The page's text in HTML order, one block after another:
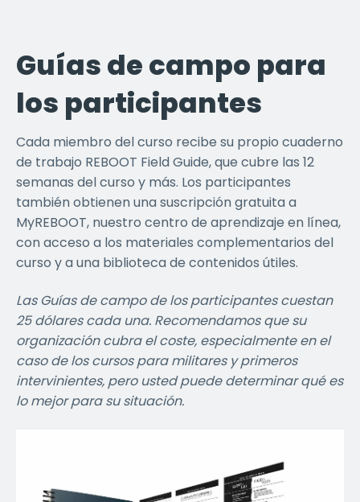
Guías de campo para
los participantes
Cada miembro del curso recibe su propio cuaderno
de trabajo REBOOT Field Guide, que cubre las 12
semanas del curso y más. Los participantes
también obtienen una suscripción gratuita a
MyREBOOT, nuestro centro de aprendizaje en línea,
con acceso a los materiales complementarios del
curso y a una biblioteca de contenidos útiles.
Las Guías de campo de los participantes cuestan
25 dólares cada una. Recomendamos que su
organización cubra el coste, especialmente en el
caso de los cursos para militares y primeros
intervinientes, pero usted puede determinar qué es
lo mejor para su situación.